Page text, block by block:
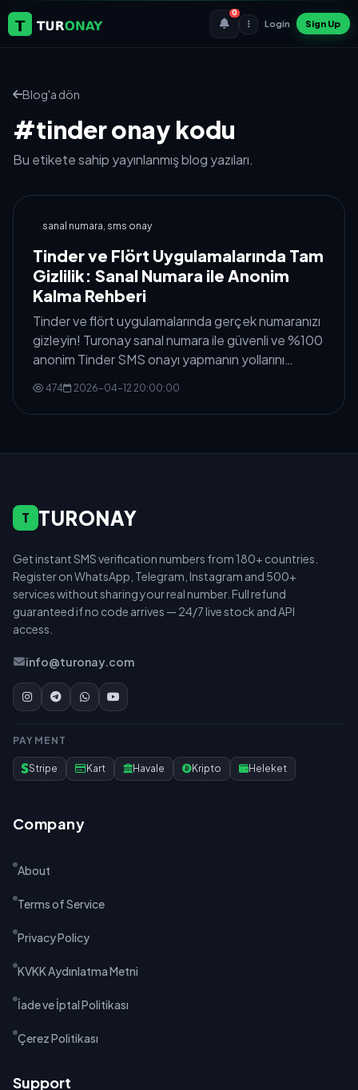
0
Login Sign Up
Blog'a dön
#tinder onay kodu
Bu etikete sahip yayınlanmış blog yazıları.
sanal numara, sms onay
Tinder ve Flört Uygulamalarında Tam
Gizlilik: Sanal Numara ile Anonim
Kalma Rehberi
Tinder ve flört uygulamalarında gerçek numaranızı
gizleyin! Turonay sanal numara ile güvenli ve %100
anonim Tinder SMS onayı yapmanın yollarını
474 2026-04-12 20:00:00
T TURONAY
Get instant SMS verification numbers from 180+ countries.
Register on WhatsApp, Telegram, Instagram and 500+
services without sharing your real number. Full refund
guaranteed if no code arrives — 24/7 live stock and API
access.
info@turonay.com
PAYMENT
Stripe Kart Havale Kripto Heleket
Company
About
Terms of Service
Privacy Policy
KVKK Aydınlatma Metni
İade ve İptal Politikası
Çerez Politikası
Support